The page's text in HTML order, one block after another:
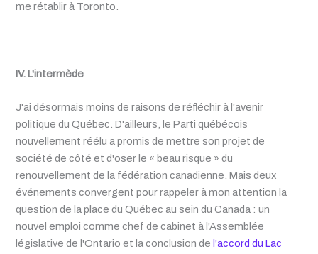
me rétablir à Toronto.
IV. L'intermède
J'ai désormais moins de raisons de réfléchir à l'avenir
politique du Québec. D'ailleurs, le Parti québécois
nouvellement réélu a promis de mettre son projet de
société de côté et d'oser le « beau risque » du
renouvellement de la fédération canadienne. Mais deux
événements convergent pour rappeler à mon attention la
question de la place du Québec au sein du Canada : un
nouvel emploi comme chef de cabinet à l'Assemblée
législative de l'Ontario et la conclusion de l'accord du Lac